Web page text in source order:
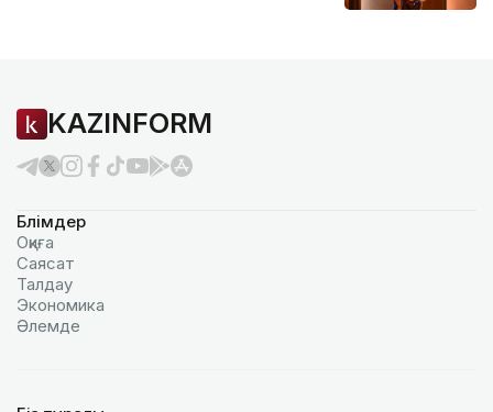
KAZINFORM
Бөлімдер
Оқиға
Саясат
Талдау
Экономика
Әлемде